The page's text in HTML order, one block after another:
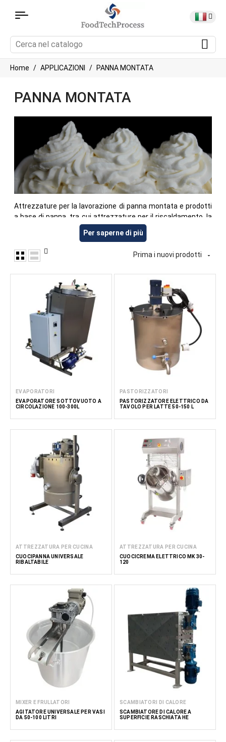
Home APPLICAZIONI PANNA MONTATA
PANNA MONTATA
Attrezzature per la lavorazione di panna montata e prodotti
a base di panna, tra cui attrezzature per il riscaldamento, la
miscelazione e la lavorazione di ingredienti caseari. Queste
attrezzature sono adatte alla preparazione di panna
montata, guarnizioni per dessert, ripieni di crema e altri
prodotti caseari dolci. FoodTechProcess fornisce
dolciumi, attività HoReCa e cucine professionali.
Per saperne di più
Prima i nuovi prodotti 
EVAPORATORI
EVAPORATORE SOTTOVUOTO A
CIRCOLAZIONE 100-300L
PASTORIZZATORI
PASTORIZZATORE ELETTRICO DA
TAVOLO PER LATTE 50-150 L
ATTREZZATURA PER CUCINA
CUOCIPANNA UNIVERSALE
RIBALTABILE
ATTREZZATURA PER CUCINA
CUOCICREMA ELETTRICO MK 30-
120
MIXER E FRULLATORI
AGITATORE UNIVERSALE PER VASI
DA 50-100 LITRI
SCAMBIATORI DI CALORE
SCAMBIATORE DI CALORE A
SUPERFICIE RASCHIATA HE